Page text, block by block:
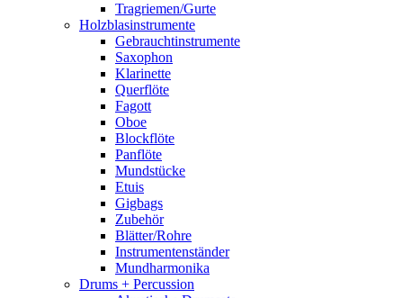
Tragriemen/Gurte
Holzblasinstrumente
Gebrauchtinstrumente
Saxophon
Klarinette
Querflöte
Fagott
Oboe
Blockflöte
Panflöte
Mundstücke
Etuis
Gigbags
Zubehör
Blätter/Rohre
Instrumentenständer
Mundharmonika
Drums + Percussion